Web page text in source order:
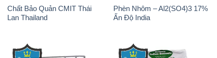
Chất Bảo Quản CMIT Thái
Lan Thailand
Phèn Nhôm – Al2(SO4)3 17%
Ấn Độ India